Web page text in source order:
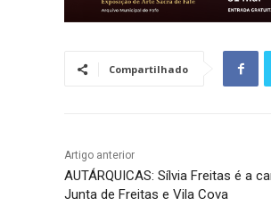
Compartilhado
Artigo anterior
AUTÁRQUICAS: Sílvia Freitas é a
Junta de Freitas e Vila Cova